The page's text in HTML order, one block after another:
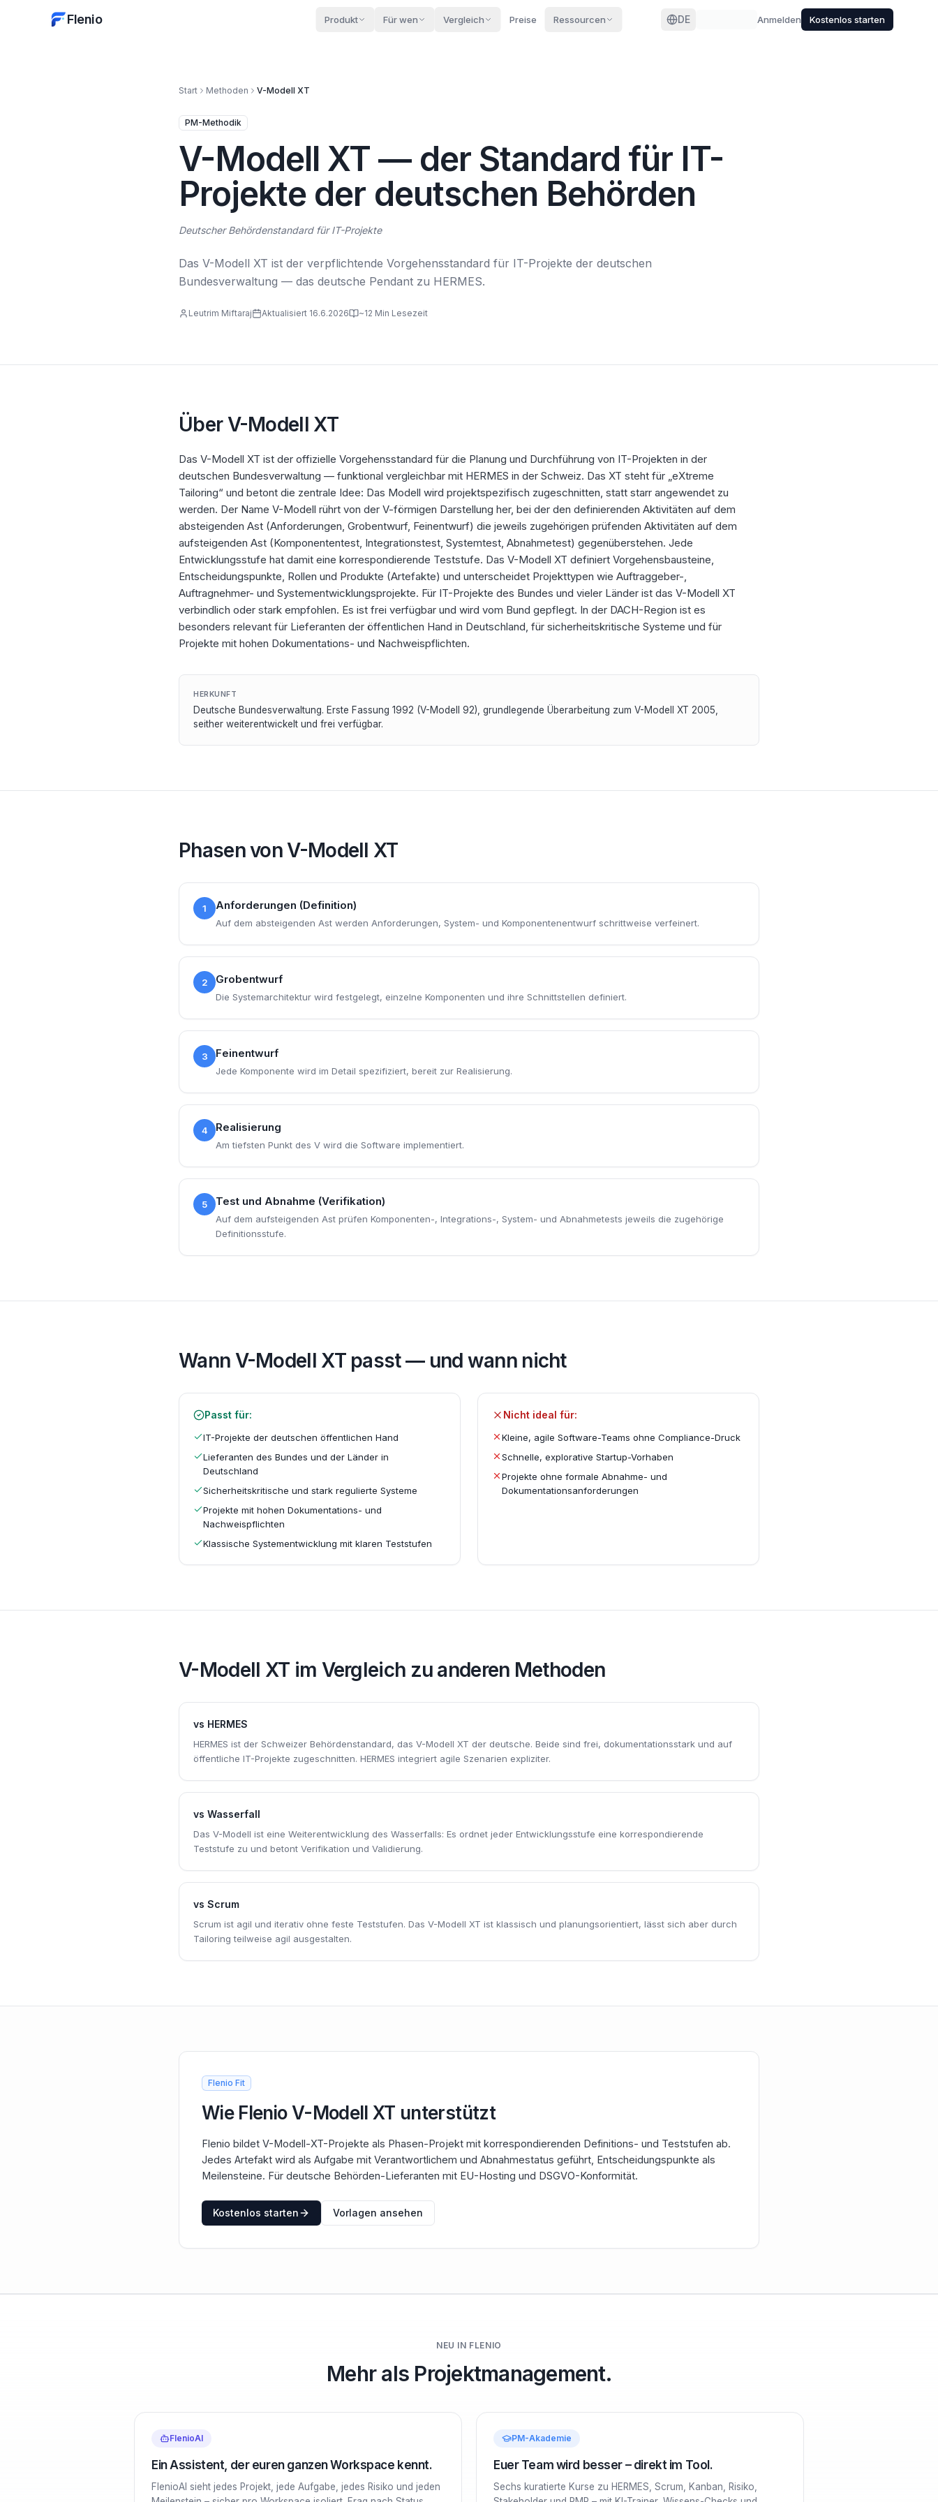
Flenio Produkt Für wen Vergleich Preise Ressourcen DE Anmelden Kostenlos starten
Start Methoden V-Modell XT
PM-Methodik
V-Modell XT — der Standard für IT-
Projekte der deutschen Behörden
Deutscher Behördenstandard für IT-Projekte
Das V-Modell XT ist der verpflichtende Vorgehensstandard für IT-Projekte der deutschen
Bundesverwaltung — das deutsche Pendant zu HERMES.
Leutrim Miftaraj Aktualisiert 16.6.2026 ~12 Min Lesezeit
ÜberV-Modell XT
Das V-Modell XT ist der offizielle Vorgehensstandard für die Planung und Durchführung von IT-Projekten in der
deutschen Bundesverwaltung — funktional vergleichbar mit HERMES in der Schweiz. Das XT steht für „eXtreme
Tailoring“ und betont die zentrale Idee: Das Modell wird projektspezifisch zugeschnitten, statt starr angewendet zu
werden. Der Name V-Modell rührt von der V-förmigen Darstellung her, bei der den definierenden Aktivitäten auf dem
absteigenden Ast (Anforderungen, Grobentwurf, Feinentwurf) die jeweils zugehörigen prüfenden Aktivitäten auf dem
aufsteigenden Ast (Komponententest, Integrationstest, Systemtest, Abnahmetest) gegenüberstehen. Jede
Entwicklungsstufe hat damit eine korrespondierende Teststufe. Das V-Modell XT definiert Vorgehensbausteine,
Entscheidungspunkte, Rollen und Produkte (Artefakte) und unterscheidet Projekttypen wie Auftraggeber-,
Auftragnehmer- und Systementwicklungsprojekte. Für IT-Projekte des Bundes und vieler Länder ist das V-Modell XT
verbindlich oder stark empfohlen. Es ist frei verfügbar und wird vom Bund gepflegt. In der DACH-Region ist es
besonders relevant für Lieferanten der öffentlichen Hand in Deutschland, für sicherheitskritische Systeme und für
Projekte mit hohen Dokumentations- und Nachweispflichten.
HERKUNFT
Deutsche Bundesverwaltung. Erste Fassung 1992 (V-Modell 92), grundlegende Überarbeitung zum V-Modell XT 2005,
seither weiterentwickelt und frei verfügbar.
Phasen vonV-Modell XT
1 Anforderungen (Definition)
Auf dem absteigenden Ast werden Anforderungen, System- und Komponentenentwurf schrittweise verfeinert.
2 Grobentwurf
Die Systemarchitektur wird festgelegt, einzelne Komponenten und ihre Schnittstellen definiert.
3 Feinentwurf
Jede Komponente wird im Detail spezifiziert, bereit zur Realisierung.
4 Realisierung
Am tiefsten Punkt des V wird die Software implementiert.
5 Test und Abnahme (Verifikation)
Auf dem aufsteigenden Ast prüfen Komponenten-, Integrations-, System- und Abnahmetests jeweils die zugehörige
Definitionsstufe.
Wann V-Modell XTpasst — und wann nicht
Passt für:
IT-Projekte der deutschen öffentlichen Hand
Lieferanten des Bundes und der Länder in
Deutschland
Sicherheitskritische und stark regulierte Systeme
Projekte mit hohen Dokumentations- und
Nachweispflichten
Klassische Systementwicklung mit klaren Teststufen
Nicht ideal für:
Kleine, agile Software-Teams ohne Compliance-Druck
Schnelle, explorative Startup-Vorhaben
Projekte ohne formale Abnahme- und
Dokumentationsanforderungen
V-Modell XT im Vergleich zu anderen Methoden
vs HERMES
HERMES ist der Schweizer Behördenstandard, das V-Modell XT der deutsche. Beide sind frei, dokumentationsstark und auf
öffentliche IT-Projekte zugeschnitten. HERMES integriert agile Szenarien expliziter.
vs Wasserfall
Das V-Modell ist eine Weiterentwicklung des Wasserfalls: Es ordnet jeder Entwicklungsstufe eine korrespondierende
Teststufe zu und betont Verifikation und Validierung.
vs Scrum
Scrum ist agil und iterativ ohne feste Teststufen. Das V-Modell XT ist klassisch und planungsorientiert, lässt sich aber durch
Tailoring teilweise agil ausgestalten.
Flenio Fit
Wie FlenioV-Modell XT unterstützt
Flenio bildet V-Modell-XT-Projekte als Phasen-Projekt mit korrespondierenden Definitions- und Teststufen ab.
Jedes Artefakt wird als Aufgabe mit Verantwortlichem und Abnahmestatus geführt, Entscheidungspunkte als
Meilensteine. Für deutsche Behörden-Lieferanten mit EU-Hosting und DSGVO-Konformität.
Kostenlos starten Vorlagen ansehen
NEU IN FLENIO
Mehr als Projektmanagement.
FlenioAI
Ein Assistent, der euren ganzen Workspace kennt.
FlenioAI sieht jedes Projekt, jede Aufgabe, jedes Risiko und jeden
PM-Akademie
Euer Team wird besser – direkt im Tool.
Sechs kuratierte Kurse zu HERMES, Scrum, Kanban, Risiko,